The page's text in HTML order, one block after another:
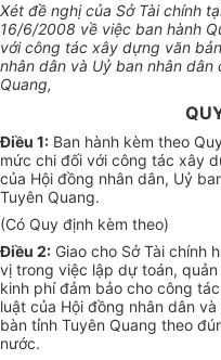
Xét đề nghị của Sở Tài chính
16/6/2008 về việc ban hành
với công tác xây dựng văn
nhân dân và Uỷ ban nhân
Quang,
Điều 1: Ban hành kèm theo
mức chi đối với công tác xây
của Hội đồng nhân dân, Uỷ
Tuyên Quang.
(Có Quy định kèm theo)
Điều 2: Giao cho Sở Tài chính
vị trong việc lập dự toán,
kinh phí đảm bảo cho công
luật của Hội đồng nhân dân
bàn tỉnh Tuyên Quang theo
nước.